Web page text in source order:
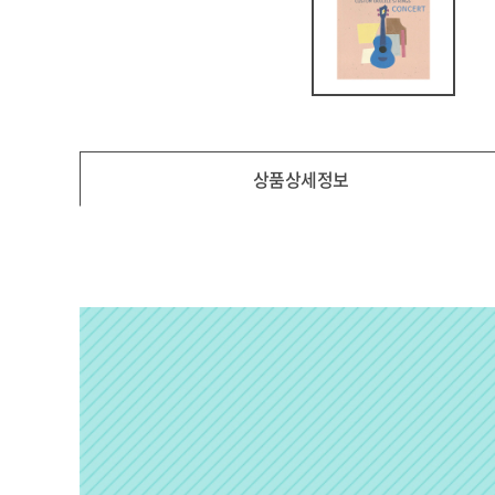
상품상세정보